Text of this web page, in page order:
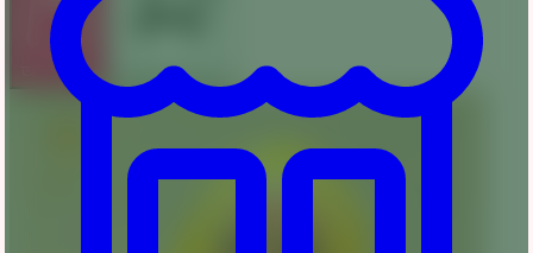
অর্ডার করুন কার্টে যোগ করুন